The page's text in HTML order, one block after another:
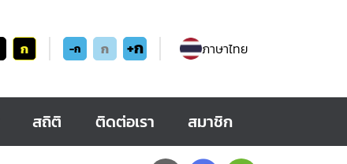
ก -ก ก +ก ภาษาไทย
สถิติ ติดต่อเรา สมาชิก